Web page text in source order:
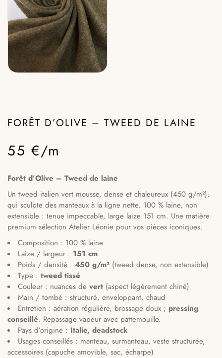
FORÊT D’OLIVE – TWEED DE LAINE
55 €/m
Forêt d’Olive – Tweed de laine
Un tweed italien vert mousse, dense et chaleureux (450 g/m²),
qui sculpte des manteaux à la ligne nette. 100 % laine, non
extensible : tenue impeccable, large laize 151 cm. Une matière
premium sélection Atelier Léonie pour vos pièces iconiques.
Composition : 100 % laine
Laize / largeur : 151 cm
Poids / densité : 450 g/m² (tweed dense, non extensible)
Type : tweed tissé
Couleur : nuances de vert (aspect légèrement chiné)
Main / tombé : structuré, enveloppant, chaud
Entretien : aération régulière, brossage doux ; pressing
conseillé. Repassage vapeur avec pattemouille.
Pays d’origine : Italie, deadstock
Usages conseillés : manteau, surmanteau, veste structurée,
accessoires (capuche amovible, sac, écharpe)